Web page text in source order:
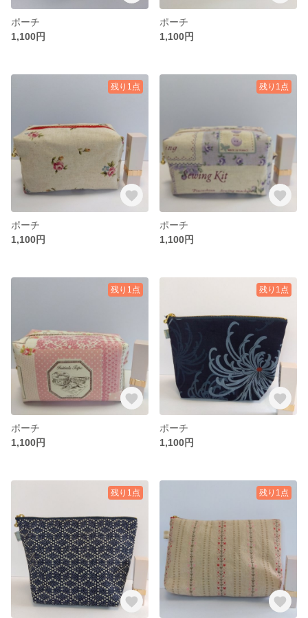
ポーチ
1,100円
ポーチ
1,100円
残り1点
ポーチ
1,100円
残り1点
ポーチ
1,100円
残り1点
ポーチ
1,100円
残り1点
ポーチ
1,100円
残り1点 残り1点